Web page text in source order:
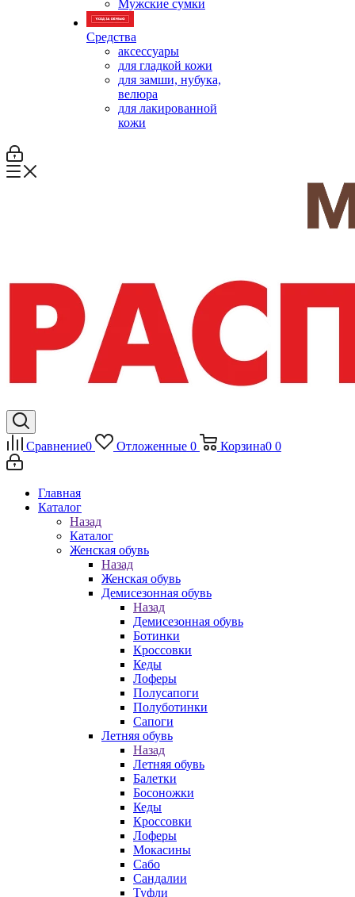
Мужские сумки
Средства
аксессуары
для гладкой кожи
для замши, нубука,
велюра
для лакированной
кожи
Сравнение0 Отложенные 0 Корзина0 0
Главная
Каталог
Назад
Каталог
Женская обувь
Назад
Женская обувь
Демисезонная обувь
Назад
Демисезонная обувь
Ботинки
Кроссовки
Кеды
Лоферы
Полусапоги
Полуботинки
Сапоги
Летняя обувь
Назад
Летняя обувь
Балетки
Босоножки
Кеды
Кроссовки
Лоферы
Мокасины
Сабо
Сандалии
Туфли